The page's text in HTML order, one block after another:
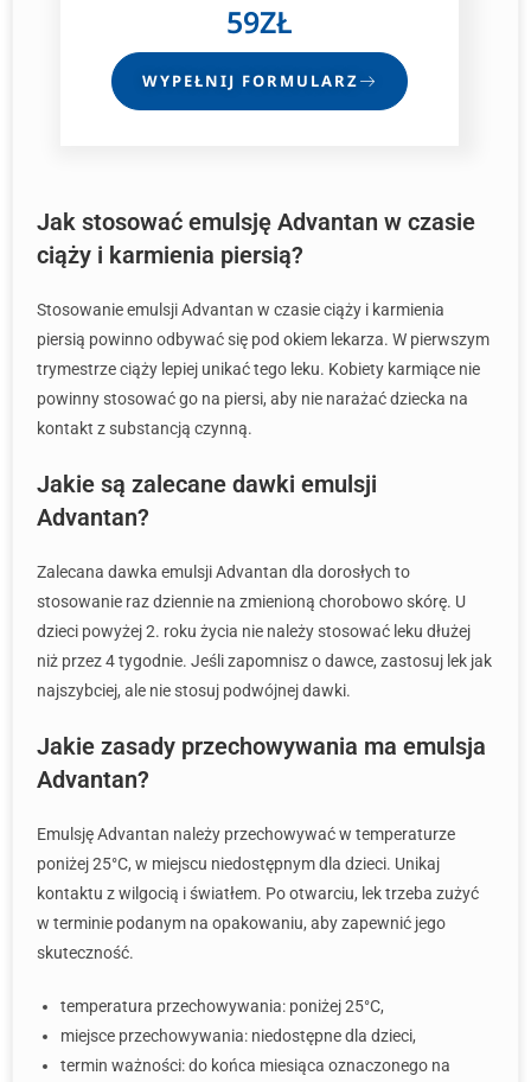
59ZŁ
WYPEŁNIJ FORMULARZ
Jak stosować emulsję Advantan w czasie
ciąży i karmienia piersią?
Stosowanie emulsji Advantan w czasie ciąży i karmienia
piersią powinno odbywać się pod okiem lekarza. W pierwszym
trymestrze ciąży lepiej unikać tego leku. Kobiety karmiące nie
powinny stosować go na piersi, aby nie narażać dziecka na
kontakt z substancją czynną.
Jakie są zalecane dawki emulsji
Advantan?
Zalecana dawka emulsji Advantan dla dorosłych to
stosowanie raz dziennie na zmienioną chorobowo skórę. U
dzieci powyżej 2. roku życia nie należy stosować leku dłużej
niż przez 4 tygodnie. Jeśli zapomnisz o dawce, zastosuj lek jak
najszybciej, ale nie stosuj podwójnej dawki.
Jakie zasady przechowywania ma emulsja
Advantan?
Emulsję Advantan należy przechowywać w temperaturze
poniżej 25°C, w miejscu niedostępnym dla dzieci. Unikaj
kontaktu z wilgocią i światłem. Po otwarciu, lek trzeba zużyć
w terminie podanym na opakowaniu, aby zapewnić jego
skuteczność.
temperatura przechowywania: poniżej 25°C,
miejsce przechowywania: niedostępne dla dzieci,
termin ważności: do końca miesiąca oznaczonego na